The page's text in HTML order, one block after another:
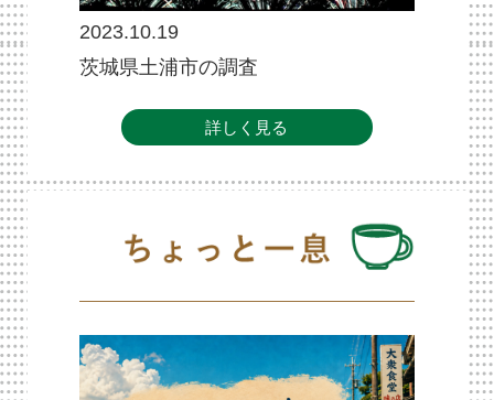
2023.10.19
茨城県土浦市の調査
詳しく見る